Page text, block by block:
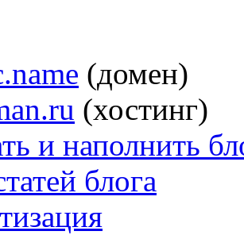
(домен)
(хостинг)
и наполнить
блога